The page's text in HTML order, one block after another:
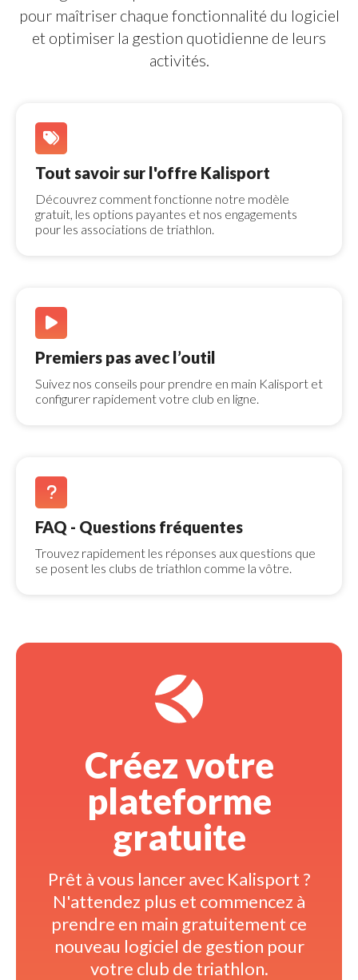
pour maîtriser chaque fonctionnalité du logiciel
et optimiser la gestion quotidienne de leurs
activités.
Tout savoir sur l'offre Kalisport
Découvrez comment fonctionne notre modèle
gratuit, les options payantes et nos engagements
pour les associations de triathlon.
Premiers pas avec l’outil
Suivez nos conseils pour prendre en main Kalisport et
configurer rapidement votre club en ligne.
FAQ - Questions fréquentes
Trouvez rapidement les réponses aux questions que
se posent les clubs de triathlon comme la vôtre.
Créez votre
plateforme
gratuite
Prêt à vous lancer avec Kalisport ?
N'attendez plus et commencez à
prendre en main gratuitement ce
nouveau logiciel de gestion pour
votre club de triathlon.